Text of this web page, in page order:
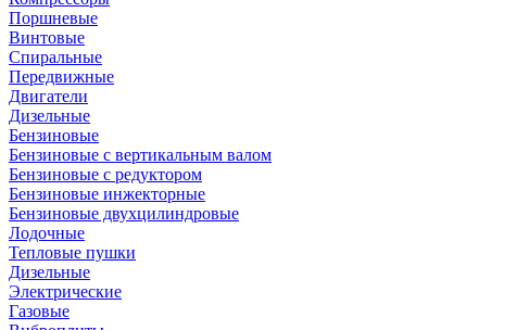
Поршневые
Винтовые
Спиральные
Передвижные
Двигатели
Дизельные
Бензиновые
Бензиновые с вертикальным валом
Бензиновые с редуктором
Бензиновые инжекторные
Бензиновые двухцилиндровые
Лодочные
Тепловые пушки
Дизельные
Электрические
Газовые